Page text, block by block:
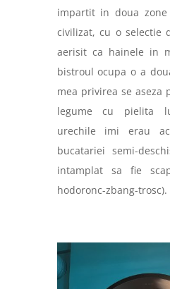
impartit in doua
civilizat, cu o selectie
aerisit ca hainele in
bistroul ocupa o a
mea privirea se aseza
legume cu pielita
urechile imi erau
bucatariei semi-
intamplat sa fie
hodoronc-zbang-trosc).